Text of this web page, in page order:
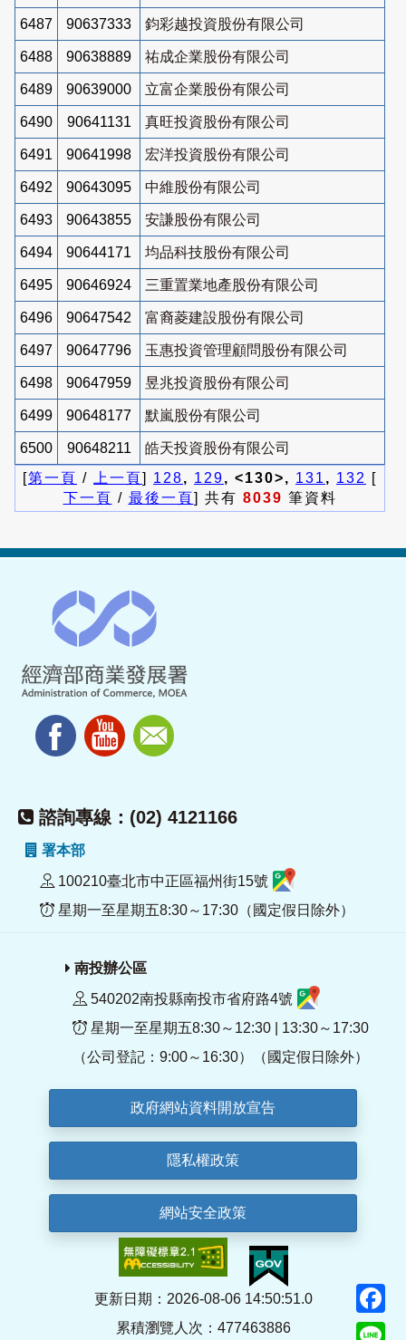
6487 90637333 鈞彩越投資股份有限公司
6488 90638889 祐成企業股份有限公司
6489 90639000 立富企業股份有限公司
6490 90641131 真旺投資股份有限公司
6491 90641998 宏洋投資股份有限公司
6492 90643095 中維股份有限公司
6493 90643855 安謙股份有限公司
6494 90644171 均品科技股份有限公司
6495 90646924 三重置業地產股份有限公司
6496 90647542 富裔菱建設股份有限公司
6497 90647796 玉惠投資管理顧問股份有限公司
6498 90647959 昱兆投資股份有限公司
6499 90648177 默嵐股份有限公司
6500 90648211
皓天投資股份有限公司
[第一頁 / 上一頁] 128, 129, <130>, 131 , 132
[
下一頁 / 最後一頁] 共有 8039 筆資料
諮詢專線：(02) 4121166
署本部
100210臺北市中正區福州街15號
星期一至星期五8:30～17:30（國定假日除外）
南投辦公區
540202南投縣南投市省府路4號
星期一至星期五8:30～12:30 | 13:30～17:30
（公司登記：9:00～16:30）（國定假日除外）
政府網站資料開放宣告
隱私權政策
網站安全政策
更新日期：2026-08-06 14:50:51.0
累積瀏覽人次：477463886